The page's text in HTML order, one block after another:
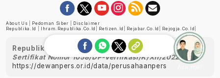
About Us Pedoman Siber
Disclaimer
Republika.id
Ihram.republika.co.id Retizen.id Rejabar.co.id Rejogja.co.id
Republika telah diverifikasi oleh Dewan Pers
Sertifikat Nomor 1058/DP-Verifikasi/K/XII/2022
https://dewanpers.or.id/data/perusahaanpers